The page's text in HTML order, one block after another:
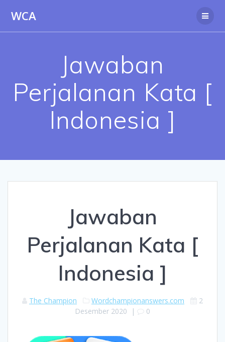
WCA
Jawaban
Perjalanan Kata [
Indonesia ]
Jawaban
Perjalanan Kata [
Indonesia ]
The Champion Wordchampionanswers.com
2
Desember 2020 | 0